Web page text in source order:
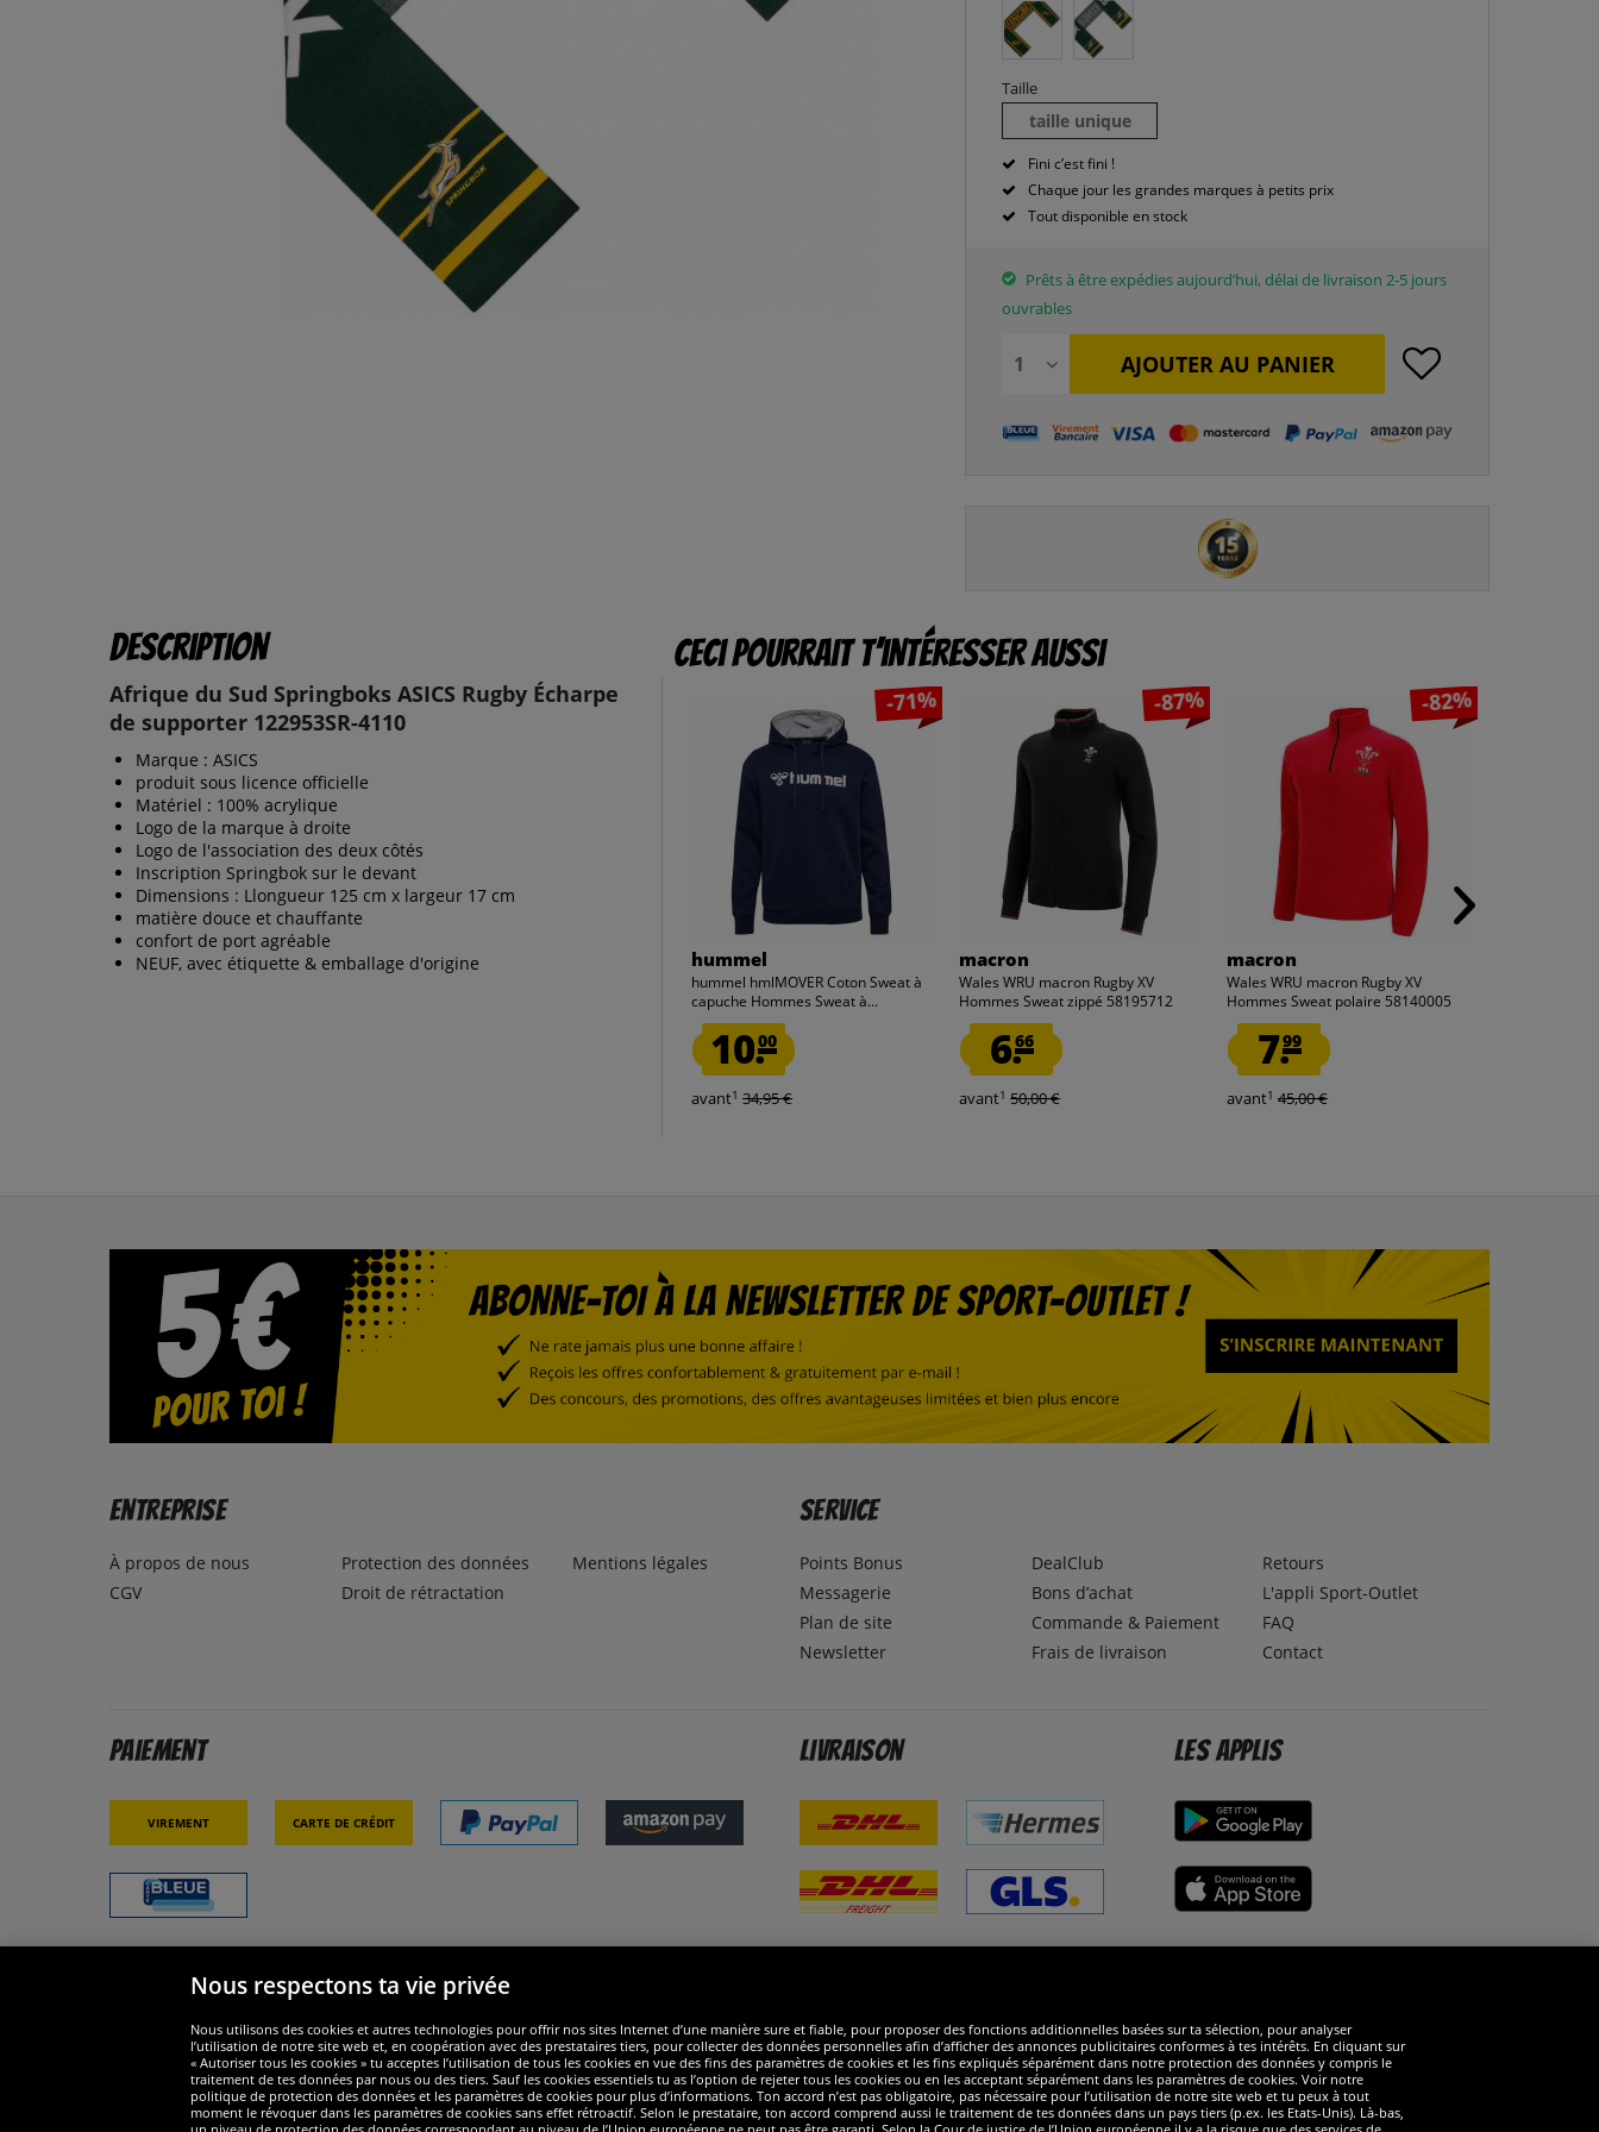
Taille
taille unique
Fini c’est fini !
Chaque jour les grandes marques à petits prix
Tout disponible en stock
Prêts à être expédies aujourd’hui, délai de livraison 2-5 jours
ouvrables
AJOUTER AU PANIER
Description
Afrique du Sud Springboks ASICS Rugby Écharpe
de supporter 122953SR-4110
Marque : ASICS
produit sous licence officielle
Matériel : 100% acrylique
Logo de la marque à droite
Logo de l'association des deux côtés
Inscription Springbok sur le devant
Dimensions : Llongueur 125 cm x largeur 17 cm
matière douce et chauffante
confort de port agréable
NEUF, avec étiquette & emballage d'origine
Ceci pourrait t’intéresser aussi
-71%
hummel
hummel hmlMOVER Coton Sweat à
capuche Hommes Sweat à...
10.00
avant1 34,95 €
-87%
macron
Wales WRU macron Rugby XV
Hommes Sweat zippé 58195712
6.66
avant1 50,00 €
-82%
macron
Wales WRU macron Rugby XV
Hommes Sweat polaire 58140005
7.99
avant1 45,00 €
Entreprise
À propos de nous
CGV
Protection des données
Droit de rétractation
Mentions légales
Service
Points Bonus
Messagerie
Plan de site
Newsletter
DealClub
Bons d’achat
Commande & Paiement
Frais de livraison
Retours
L'appli Sport-Outlet
FAQ
Contact
Paiement
Virement Carte de crédit
Livraison Les applis
Nous respectons ta vie privée
Nous utilisons des cookies et autres technologies pour offrir nos sites Internet d’une manière sure et fiable, pour proposer des fonctions additionnelles basées sur ta sélection, pour analyser
l’utilisation de notre site web et, en coopération avec des prestataires tiers, pour collecter des données personnelles afin d’afficher des annonces publicitaires conformes à tes intérêts. En cliquant sur
« Autoriser tous les cookies » tu acceptes l’utilisation de tous les cookies en vue des fins des paramètres de cookies et les fins expliqués séparément dans notre protection des données y compris le
traitement de tes données par nous ou des tiers. Sauf les cookies essentiels tu as l’option de rejeter tous les cookies ou en les acceptant séparément dans les paramètres de cookies. Voir notre
politique de protection des données et les paramètres de cookies pour plus d’informations. Ton accord n’est pas obligatoire, pas nécessaire pour l’utilisation de notre site web et tu peux à tout
moment le révoquer dans les paramètres de cookies sans effet rétroactif. Selon le prestataire, ton accord comprend aussi le traitement de tes données dans un pays tiers (p.ex. les Etats-Unis). Là-bas,